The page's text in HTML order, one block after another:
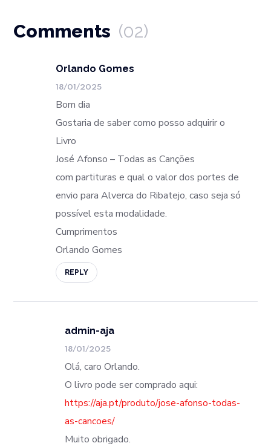
Comments (02)
Orlando Gomes
18/01/2025
Bom dia
Gostaria de saber como posso adquirir o
Livro
José Afonso – Todas as Canções
com partituras e qual o valor dos portes de
envio para Alverca do Ribatejo, caso seja só
possível esta modalidade.
Cumprimentos
Orlando Gomes
REPLY
admin-aja
18/01/2025
Olá, caro Orlando.
O livro pode ser comprado aqui:
https://aja.pt/produto/jose-afonso-todas-
as-cancoes/
Muito obrigado.